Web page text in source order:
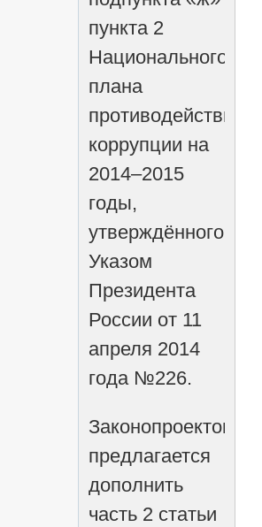
пункта 2
Национального
плана
противодействия
коррупции на
2014–2015
годы,
утверждённого
Указом
Президента
России от 11
апреля 2014
года №226.
Законопроектом
предлагается
дополнить
часть 2 статьи